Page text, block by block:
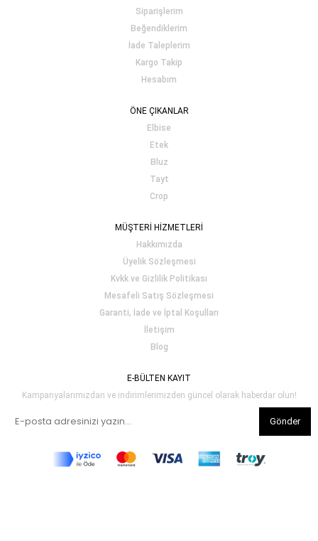
Siparişlerim
Beğendiklerim
İade Taleplerim
Kargo Takip
Hesabım
ÖNE ÇIKANLAR
Elbise
Etek
Bluz
Tayt
Crop
MÜŞTERİ HİZMETLERİ
Hakkımızda
Üyelik Sözleşmesi
Kvkk ve Gizlilik Politikası
Mesafeli Satış Sözleşmesi
Garanti, İade ve İptal Koşulları
İletişim
Blog
E-BÜLTEN KAYIT
Kampanyalarımızdan ve indirimlerimizden güncel olarak haberdar olun!
Gönder